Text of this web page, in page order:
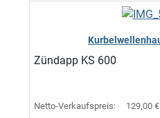
Zündapp KS 600
Netto-Verkaufspreis: 129,00 €